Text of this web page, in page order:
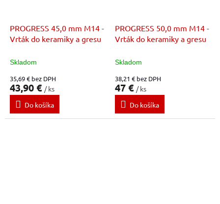
PROGRESS 45,0 mm M14 -
Vrták do keramiky a gresu
Skladom
35,69 € bez DPH
43,90 € / ks
Do košíka
PROGRESS 50,0 mm M14 -
Vrták do keramiky a gresu
Skladom
38,21 € bez DPH
47 € / ks
Do košíka